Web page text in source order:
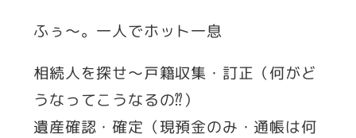
ふぅ～。一人でホット一息
相続人を探せ～戸籍収集・訂正（何がど
うなってこうなるの⁇）
遺産確認・確定（現預金のみ・通帳は何